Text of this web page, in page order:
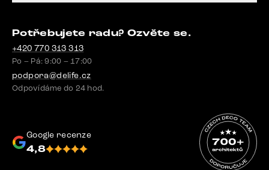
Potřebujete radu? Ozvěte se.
+420 770 313 313
Po – Pá: 9:00 – 17:00
podpora@delife.cz
Odpovídáme do 24 hod.
Google recenze
4,8